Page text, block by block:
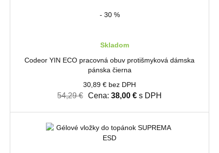
- 30 %
Skladom
Codeor YIN ECO pracovná obuv protišmyková dámska
pánska čierna
30,89 € bez DPH
54,29 € Cena: 38,00 € s DPH